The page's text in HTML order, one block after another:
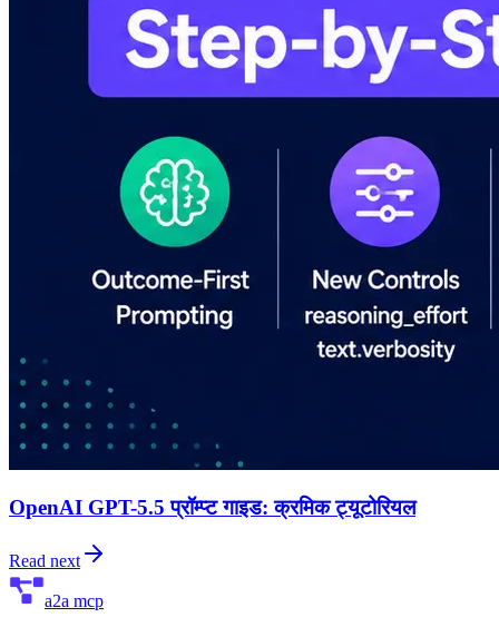
OpenAI GPT-5.5 प्रॉम्प्ट गाइड: क्रमिक ट्यूटोरियल
Read next
a2a mcp